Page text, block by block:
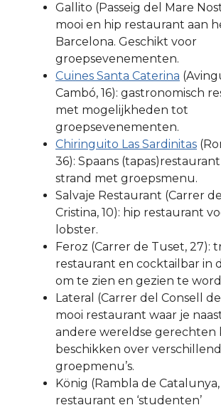
Gallito (Passeig del Mare
mooi en hip restaurant aan
Barcelona. Geschikt voor
groepsevenementen.
Cuines Santa Caterina
Cambó, 16): gastronomisch
met mogelijkheden tot
groepsevenementen.
Chiringuito Las Sardinitas
36): Spaans
strand met groepsmenu.
Salvaje Restaurant (Carrer
Cristina, 10): hip restaurant
lobster.
Feroz (Carrer de Tuset, 27):
restaurant en cocktailbar in
om te zien en gezien te
Lateral (Carrer del Consell
mooi restaurant waar je
andere wereldse gerechten
beschikken over
groepmenu’s.
König (Rambla de
restaurant en ‘studenten’